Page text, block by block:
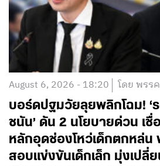
August 6, 2026 - 18:20 โดย พรร
บอร์ดปฐมวัยลุยพลิกโฉม! ‘
ชนัน’ ดัน 2 นโยบายด่วน เชื่
หลักอุดช่องโหว่เด็กตกหล่น
สอบแข่งขันเด็กเล็ก มุ่งเปลี่ย